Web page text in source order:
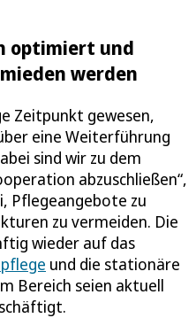
optimiert und
werden
Zeitpunkt gewesen,
eine Weiterführung
sind wir zu dem
abzuschließen“,
Pflegeangebote zu
zu vermeiden. Die
wieder auf das
und die stationäre
Bereich seien aktuell